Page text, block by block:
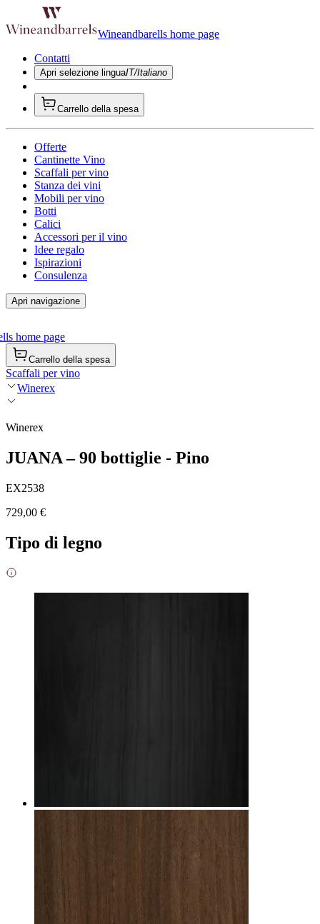
Wineandbarells home page
Contatti
Apri selezione linguaIT/Italiano
Carrello della spesa
Offerte
Cantinette Vino
Scaffali per vino
Stanza dei vini
Mobili per vino
Botti
Calici
Accessori per il vino
Idee regalo
Ispirazioni
Consulenza
Apri navigazione
home page
Carrello della spesa
Scaffali per vino
Winerex
Winerex
JUANA – 90 bottiglie - Pino
EX2538
729,00 €
Tipo di legno